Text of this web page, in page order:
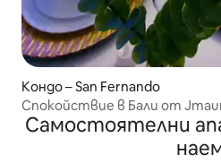
Кондо – San Fernando
Спокойствие в Бали от Jmaury (Азурна
Пампанга)
Самостоятелни